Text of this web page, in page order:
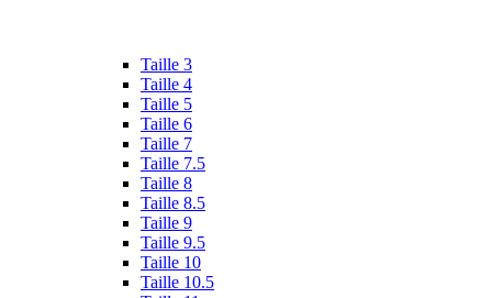
Taille 3
Taille 4
Taille 5
Taille 6
Taille 7
Taille 7.5
Taille 8
Taille 8.5
Taille 9
Taille 9.5
Taille 10
Taille 10.5